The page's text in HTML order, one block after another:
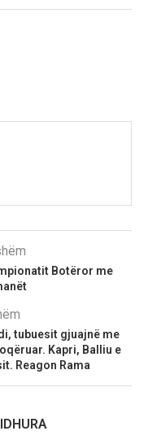
Botëror me
tubuesit gjuajnë me
Kapri, Balliu e
Reagon Rama